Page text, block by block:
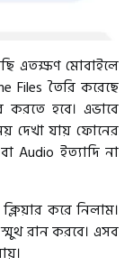
এতক্ষণ মোবাইলে
Files তৈরি করেছে
হবে। এভাবে
দেখা যায় ফোনের
Audio ইত্যাদি না
করে নিলাম।
রান করবে। এসব